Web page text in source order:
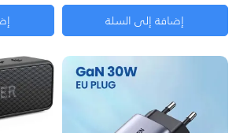
إضافة إلى السلة